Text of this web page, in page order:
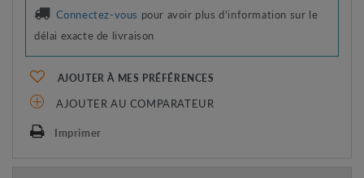
Connectez-vous pour avoir plus d'information sur le
délai exacte de livraison
AJOUTER À MES PRÉFÉRENCES
AJOUTER AU COMPARATEUR
Imprimer